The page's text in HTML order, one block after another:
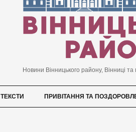
Новини Вінницького району, Вінниці
ТЕКСТИ ПРИВІТАННЯ ТА